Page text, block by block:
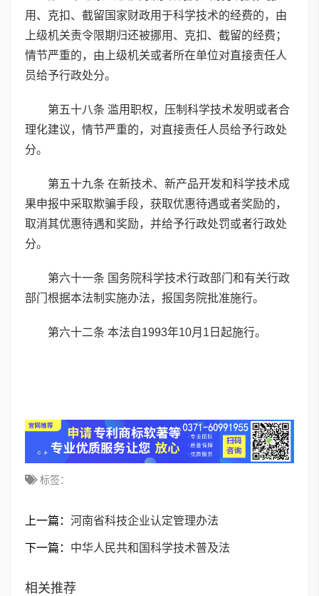
用、克扣、截留国家财政用于科学技术的经费的，由
上级机关责令限期归还被挪用、克扣、截留的经费；
情节严重的，由上级机关或者所在单位对直接责任人
员给予行政处分。
第五十八条 滥用职权，压制科学技术发明或者合
理化建议，情节严重的，对直接责任人员给予行政处
分。
第五十九条 在新技术、新产品开发和科学技术成
果申报中采取欺骗手段，获取优惠待遇或者奖励的，
取消其优惠待遇和奖励，并给予行政处罚或者行政处
分。
第六十一条 国务院科学技术行政部门和有关行政
部门根据本法制实施办法，报国务院批准施行。
第六十二条 本法自1993年10月1日起施行。
标签：
上一篇： 河南省科技企业认定管理办法
下一篇： 中华人民共和国科学技术普及法
相关推荐